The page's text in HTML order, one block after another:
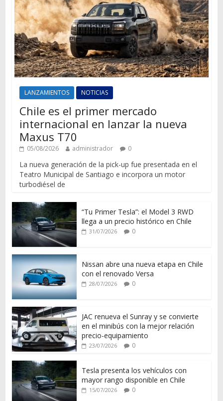
LANZAMIENTOS NOTICIAS
Chile es el primer mercado
internacional en lanzar la nueva
Maxus T70
05/08/2026 administrador 0
La nueva generación de la pick-up fue presentada en el
Teatro Municipal de Santiago e incorpora un motor
turbodiésel de
“Tu Primer Tesla”: el Model 3 RWD
llega a un precio histórico en Chile
31/07/2026 0
Nissan abre una nueva etapa en Chile
con el renovado Versa
28/07/2026 0
JAC renueva el Sunray y se convierte
en el minibús con la mejor relación
precio-equipamiento
23/07/2026 0
Tesla presenta los vehículos con
mayor rango disponible en Chile
15/07/2026 0